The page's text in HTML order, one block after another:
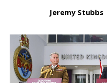
Jeremy Stubbs